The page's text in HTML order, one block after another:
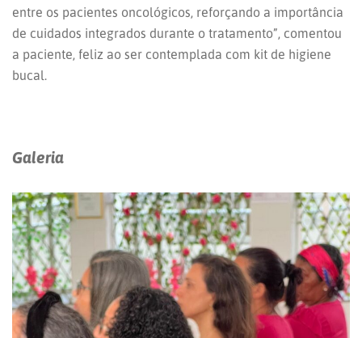
entre os pacientes oncológicos, reforçando a importância
de cuidados integrados durante o tratamento”, comentou
a paciente, feliz ao ser contemplada com kit de higiene
bucal.
Galeria